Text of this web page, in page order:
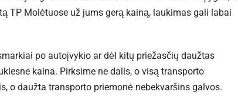
TP Molėtuose už jums gerą kainą, laukimas gali labai
po autoįvykio ar dėl kitų priežasčių daužtas
kaina. Pirksime ne dalis, o visą transporto
o daužta transporto priemonė nebekvaršins galvos.